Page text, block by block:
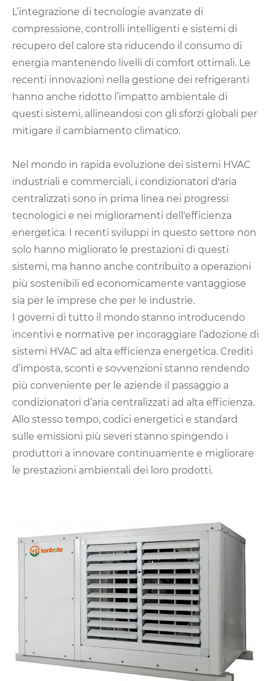
L’integrazione di tecnologie avanzate di
compressione, controlli intelligenti e sistemi di
recupero del calore sta riducendo il consumo di
energia mantenendo livelli di comfort ottimali. Le
recenti innovazioni nella gestione dei refrigeranti
hanno anche ridotto l’impatto ambientale di
questi sistemi, allineandosi con gli sforzi globali per
mitigare il cambiamento climatico.
Nel mondo in rapida evoluzione dei sistemi HVAC
industriali e commerciali, i condizionatori d'aria
centralizzati sono in prima linea nei progressi
tecnologici e nei miglioramenti dell'efficienza
energetica. I recenti sviluppi in questo settore non
solo hanno migliorato le prestazioni di questi
sistemi, ma hanno anche contribuito a operazioni
più sostenibili ed economicamente vantaggiose
sia per le imprese che per le industrie.
I governi di tutto il mondo stanno introducendo
incentivi e normative per incoraggiare l’adozione di
sistemi HVAC ad alta efficienza energetica. Crediti
d’imposta, sconti e sovvenzioni stanno rendendo
più conveniente per le aziende il passaggio a
condizionatori d’aria centralizzati ad alta efficienza.
Allo stesso tempo, codici energetici e standard
sulle emissioni più severi stanno spingendo i
produttori a innovare continuamente e migliorare
le prestazioni ambientali dei loro prodotti.